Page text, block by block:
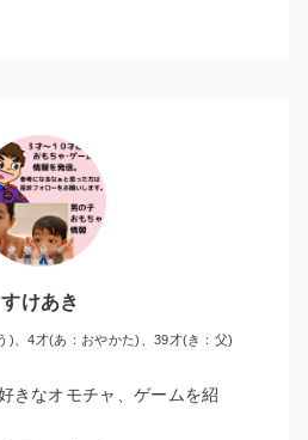
すけあき
)、4才(あ：おやかた)、39才(き：父)
きなオモチャ、ゲームを紹